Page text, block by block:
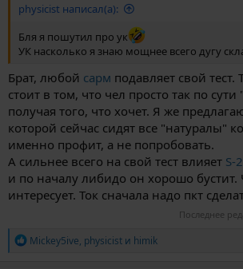
physicist написал(а):
Бля я пошутил про ук
УК насколько я знаю мощнее всего дугу
Брат, любой сарм подавляет свой тест.
стоит в том, что чел просто так по сути
получая того, что хочет. Я же
которой сейчас сидят все "натуралы"
именно профит, а не попробовать.
А сильнее всего на свой тест влияет S-
и по началу либидо он хорошо
интересует. Ток сначала надо пкт
Последнее
РMickey5ive, physicist и himik